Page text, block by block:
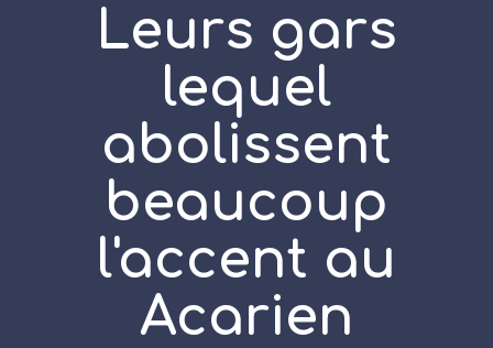
Leurs gars
lequel
abolissent
beaucoup
l'accent au
Acarien